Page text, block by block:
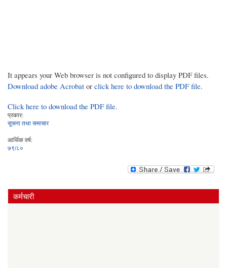
It appears your Web browser is not configured to display PDF files.
Download adobe Acrobat or click here to download the PDF file.
Click here to download the PDF file.
प्रकार:
सूचना तथा समाचार
आर्थिक वर्ष:
७९/८०
कर्मचारी